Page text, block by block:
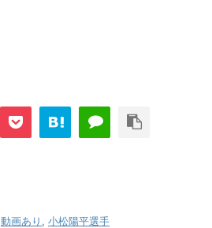
動画あり , 小松陽平選手